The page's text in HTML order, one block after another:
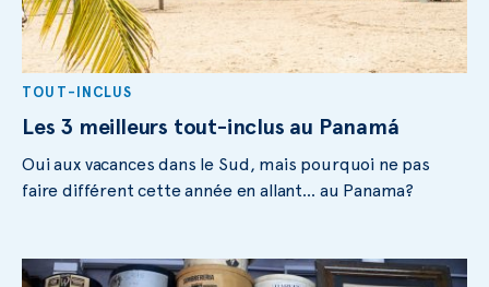
TOUT-INCLUS
Les 3 meilleurs tout-inclus au Panamá
Oui aux vacances dans le Sud, mais pourquoi ne pas
faire différent cette année en allant… au Panama?